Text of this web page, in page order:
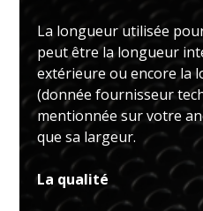
La longueur utilisée
peut être la longueur
extérieure ou encore la
(donnée fournisseur
mentionnée sur votre
que sa largeur.
La qualité